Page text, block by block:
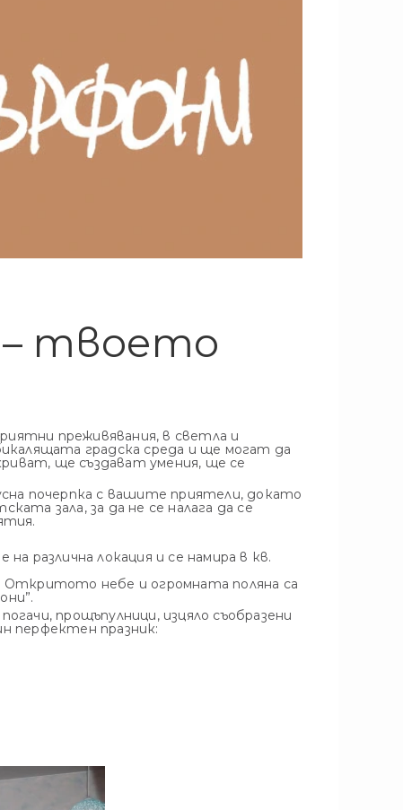
– твоето
преживявания, в светла и
градска среда и ще могат да
ще създават умения, ще се
почерпка с вашите приятели, докато
зала, за да не се налага да се
на различна локация и се намира в кв.
Откритото небе и огромната поляна са
прощъпулници, изцяло съобразени
перфектен празник: